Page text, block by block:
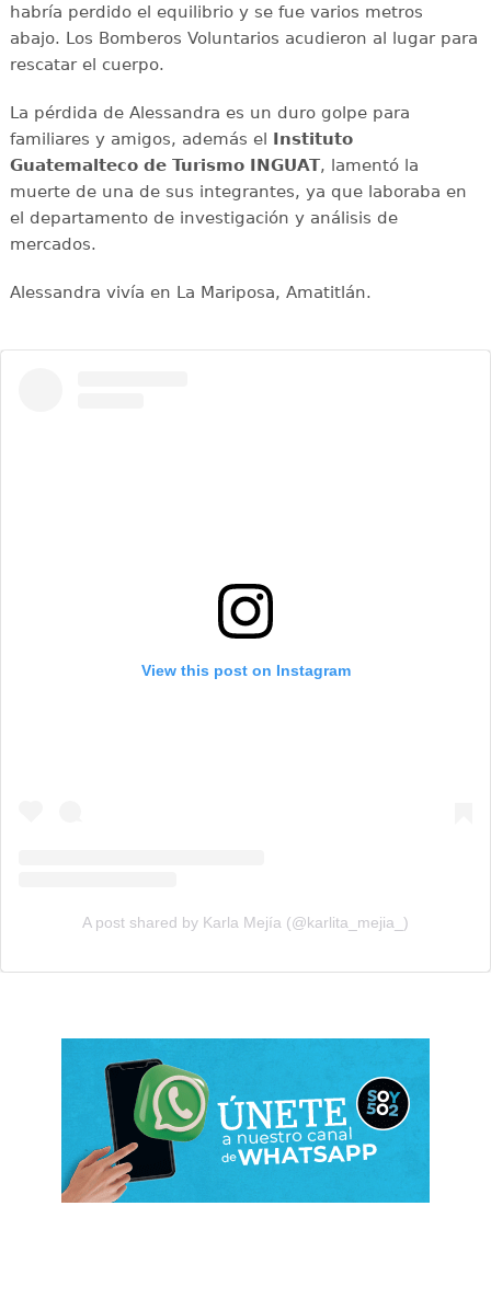
habría perdido el equilibrio y se fue varios metros
abajo. Los Bomberos Voluntarios acudieron al lugar para
rescatar el cuerpo.
La pérdida de Alessandra es un duro golpe para
familiares y amigos, además el Instituto
Guatemalteco de Turismo INGUAT, lamentó la
muerte de una de sus integrantes, ya que laboraba en
el departamento de investigación y análisis de
mercados.
Alessandra vivía en La Mariposa, Amatitlán.
View this post on Instagram
A post shared by Karla Mejía (@karlita_mejia_)